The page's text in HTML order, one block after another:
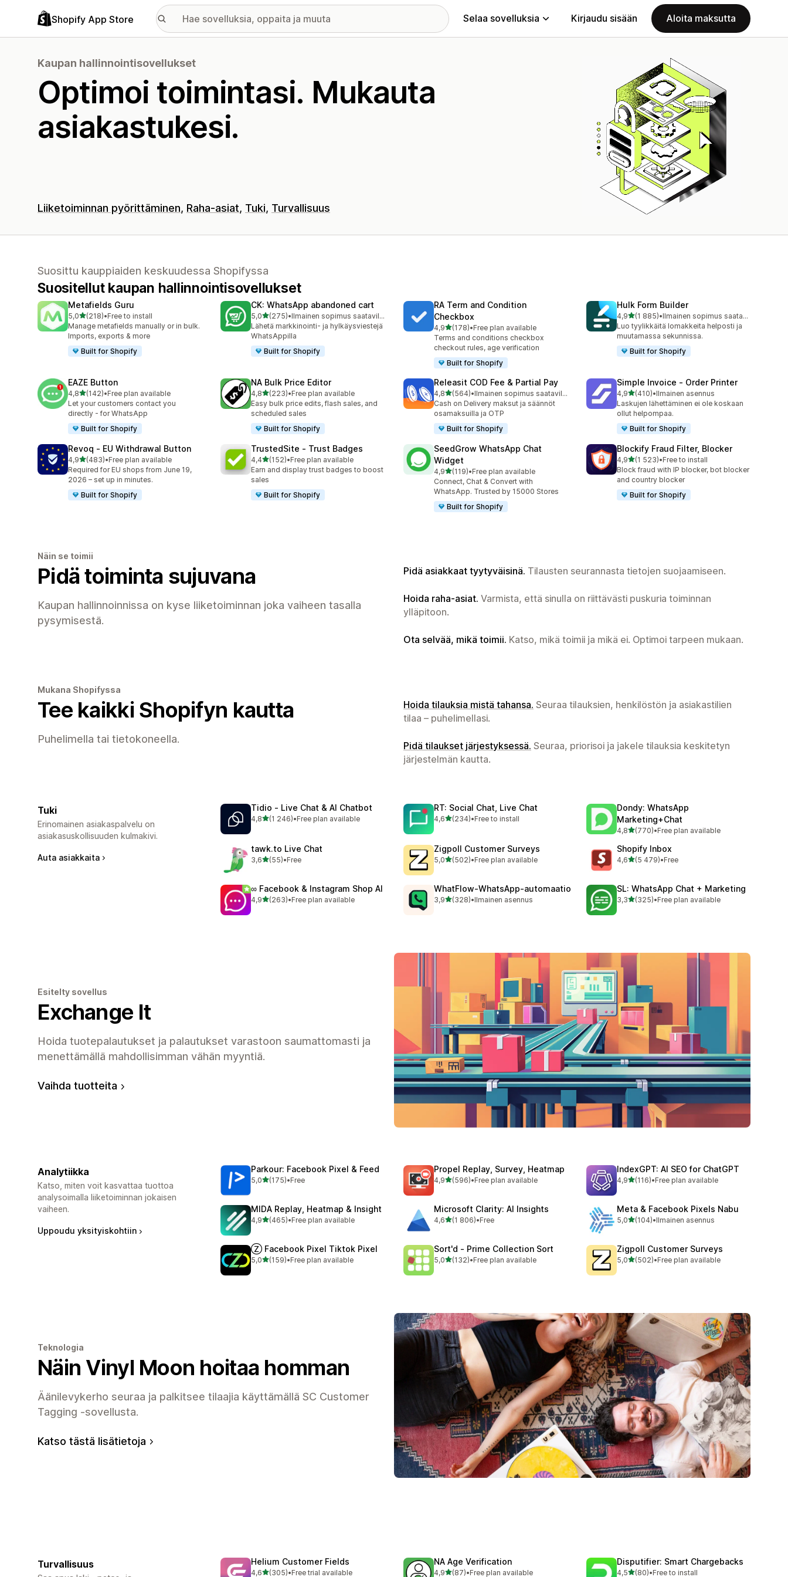
Shopify App Store Selaa sovelluksia Kirjaudu sisään Aloita maksutta
Kaupan hallinnointisovellukset
Optimoi toimintasi. Mukauta
asiakastukesi.
Liiketoiminnan pyörittäminen Raha-asiat Tuki Turvallisuus
Suosittu kauppiaiden keskuudessa Shopifyssa
Suositellut kaupan hallinnointisovellukset
Metafields Guru
5,0/ 5 tähteä
(218)
218 arvostelua yhteensä
•Free to install
Manage metafields manually or in bulk.
Imports, exports & more
Built for Shopify
CK: WhatsApp abandoned cart
5,0/ 5 tähteä
(275)
275 arvostelua yhteensä
•
Ilmainen sopimus saatavilla
Lähetä markkinointi- ja hylkäysviestejä
WhatsAppilla
Built for Shopify
RA Term and Condition
Checkbox
4,9/ 5 tähteä
(178)
178 arvostelua yhteensä
•Free plan available
Terms and conditions checkbox
checkout rules, age verification
Built for Shopify
Hulk Form Builder
4,9/ 5 tähteä
(1 885)
1885 arvostelua yhteensä
•
Ilmainen sopimus saatavilla
Luo tyylikkäitä lomakkeita helposti ja
muutamassa sekunnissa.
Built for Shopify
EAZE Button
4,8/ 5 tähteä
(142)
142 arvostelua yhteensä
•Free plan available
Let your customers contact you
directly - for WhatsApp
Built for Shopify
NA Bulk Price Editor
4,8/ 5 tähteä
(223)
223 arvostelua yhteensä
•Free plan available
Easy bulk price edits, flash sales, and
scheduled sales
Built for Shopify
Releasit COD Fee & Partial Pay
4,8/ 5 tähteä
(564)
564 arvostelua yhteensä
•
Ilmainen sopimus saatavilla
Cash on Delivery maksut ja säännöt
osamaksuilla ja OTP
Built for Shopify
Simple Invoice ‑ Order Printer
4,9/ 5 tähteä
(410)
410 arvostelua yhteensä
•Ilmainen asennus
Laskujen lähettäminen ei ole koskaan
ollut helpompaa.
Built for Shopify
Revoq ‑ EU Withdrawal Button
4,9/ 5 tähteä
(483)
483 arvostelua yhteensä
•Free plan available
Required for EU shops from June 19,
2026 – set up in minutes.
Built for Shopify
TrustedSite ‑ Trust Badges
4,4/ 5 tähteä
(152)
152 arvostelua yhteensä
•Free plan available
Earn and display trust badges to boost
sales
Built for Shopify
SeedGrow WhatsApp Chat
Widget
4,9/ 5 tähteä
(119)
119 arvostelua yhteensä
•Free plan available
Connect, Chat & Convert with
WhatsApp. Trusted by 15000 Stores
Built for Shopify
Blockify Fraud Filter, Blocker
4,9/ 5 tähteä
(1 523)
1523 arvostelua yhteensä
•Free to install
Block fraud with IP blocker, bot blocker
and country blocker
Built for Shopify
Näin se toimii
Pidä toiminta sujuvana
Kaupan hallinnoinnissa on kyse liiketoiminnan joka vaiheen tasalla
pysymisestä.
Pidä asiakkaat tyytyväisinä. Tilausten seurannasta tietojen suojaamiseen.
Hoida raha-asiat. Varmista, että sinulla on riittävästi puskuria toiminnan
ylläpitoon.
Ota selvää, mikä toimii. Katso, mikä toimii ja mikä ei. Optimoi tarpeen mukaan.
Mukana Shopifyssa
Tee kaikki Shopifyn kautta
Puhelimella tai tietokoneella.
Hoida tilauksia mistä tahansa. Seuraa tilauksien, henkilöstön ja asiakastilien
tilaa – puhelimellasi.
Pidä tilaukset järjestyksessä. Seuraa, priorisoi ja jakele tilauksia keskitetyn
järjestelmän kautta.
Tuki
Erinomainen asiakaspalvelu on
asiakasuskollisuuden kulmakivi.
Auta asiakkaita
Tidio ‑ Live Chat & AI Chatbot
4,8/ 5 tähteä
(1 246)
1246 arvostelua yhteensä
•Free plan available
RT: Social Chat, Live Chat
4,6/ 5 tähteä
(234)
234 arvostelua yhteensä
•Free to install
Dondy: WhatsApp
Marketing+Chat
4,8/ 5 tähteä
(770)
770 arvostelua yhteensä
•Free plan available
tawk.to Live Chat
3,6/ 5 tähteä
(55)
55 arvostelua yhteensä
•Free
Zigpoll Customer Surveys
5,0/ 5 tähteä
(502)
502 arvostelua yhteensä
•Free plan available
Shopify Inbox
4,6/ 5 tähteä
(5 479)
5479 arvostelua yhteensä
•Free
∞ Facebook & Instagram Shop AI
4,9/ 5 tähteä
(263)
263 arvostelua yhteensä
•Free plan available
WhatFlow‑WhatsApp‑automaatio
3,9/ 5 tähteä
(328)
328 arvostelua yhteensä
•Ilmainen asennus
SL: WhatsApp Chat + Marketing
3,3/ 5 tähteä
(325)
325 arvostelua yhteensä
•Free plan available
Esitelty sovellus
Exchange It
Hoida tuotepalautukset ja palautukset varastoon saumattomasti ja
menettämällä mahdollisimman vähän myyntiä.
Vaihda tuotteita
Analytiikka
Katso, miten voit kasvattaa tuottoa
analysoimalla liiketoiminnan jokaisen
vaiheen.
Uppoudu yksityiskohtiin
Parkour: Facebook Pixel & Feed
5,0/ 5 tähteä
(175)
175 arvostelua yhteensä
•Free
Propel Replay, Survey, Heatmap
4,9/ 5 tähteä
(596)
596 arvostelua yhteensä
•Free plan available
IndexGPT: AI SEO for ChatGPT
4,9/ 5 tähteä
(116)
116 arvostelua yhteensä
•Free plan available
MIDA Replay, Heatmap & Insight
4,9/ 5 tähteä
(465)
465 arvostelua yhteensä
•Free plan available
Microsoft Clarity: AI Insights
4,6/ 5 tähteä
(1 806)
1806 arvostelua yhteensä
•Free
Meta & Facebook Pixels Nabu
5,0/ 5 tähteä
(104)
104 arvostelua yhteensä
•Ilmainen asennus
Ⓩ Facebook Pixel Tiktok Pixel
5,0/ 5 tähteä
(159)
159 arvostelua yhteensä
•Free plan available
Sort'd ‑ Prime Collection Sort
5,0/ 5 tähteä
(132)
132 arvostelua yhteensä
•Free plan available
Zigpoll Customer Surveys
5,0/ 5 tähteä
(502)
502 arvostelua yhteensä
•Free plan available
Teknologia
Näin Vinyl Moon hoitaa homman
Äänilevykerho seuraa ja palkitsee tilaajia käyttämällä SC Customer
Tagging -sovellusta.
Katso tästä lisätietoja
Turvallisuus Helium Customer Fields
4,6/ 5 tähteä
(305)•Free trial available
NA Age Verification
4,9/ 5 tähteä
(87)•Free plan available
Disputifier: Smart Chargebacks
4,5/ 5 tähteä
(80)•Free to install